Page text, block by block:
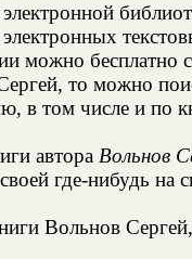
можно бесплатно
то можно
в том числе и по
автора Вольнов
где-нибудь на
Вольнов Сергей,